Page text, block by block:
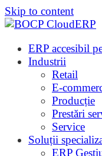
Skip to content
ERP accesibil
Industrii
Retail
E-
Producție
Prestări
Service
Soluții
ERP